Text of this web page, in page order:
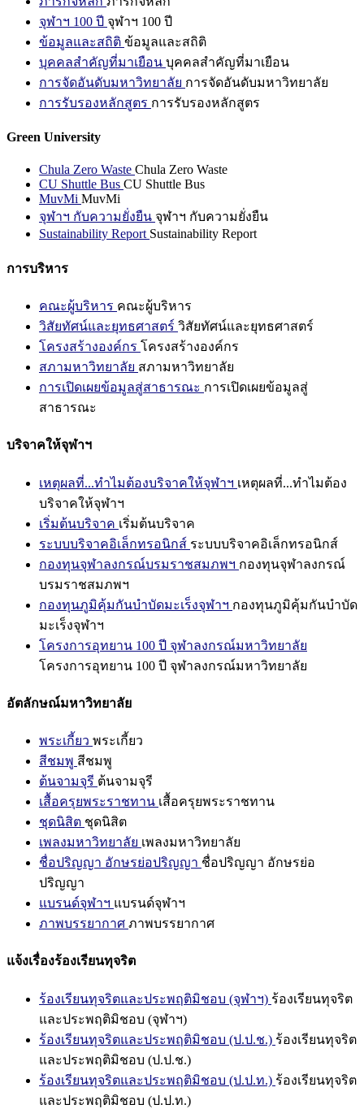
จุฬาฯ 100 ปี จุฬาฯ 100 ปี
ข้อมูลและสถิติ ข้อมูลและสถิติ
บุคคลสำคัญที่มาเยือน บุคคลสำคัญที่มาเยือน
การจัดอันดับมหาวิทยาลัย การจัดอันดับมหาวิทยาลัย
การรับรองหลักสูตร การรับรองหลักสูตร
Green University
Chula Zero Waste Chula Zero Waste
CU Shuttle Bus CU Shuttle Bus
MuvMi MuvMi
จุฬาฯ กับความยั่งยืน จุฬาฯ กับความยั่งยืน
Sustainability Report Sustainability Report
การบริหาร
คณะผู้บริหาร คณะผู้บริหาร
วิสัยทัศน์และยุทธศาสตร์ วิสัยทัศน์และยุทธศาสตร์
โครงสร้างองค์กร โครงสร้างองค์กร
สภามหาวิทยาลัย สภามหาวิทยาลัย
การเปิดเผยข้อมูลสู่สาธารณะ การเปิดเผยข้อมูลสู่
สาธารณะ
บริจาคให้จุฬาฯ
เหตุผลที่...ทำไมต้องบริจาคให้จุฬาฯ เหตุผลที่...ทำไมต้อง
บริจาคให้จุฬาฯ
เริ่มต้นบริจาค เริ่มต้นบริจาค
ระบบบริจาคอิเล็กทรอนิกส์ ระบบบริจาคอิเล็กทรอนิกส์
กองทุนจุฬาลงกรณ์บรมราชสมภพฯ กองทุนจุฬาลงกรณ์
บรมราชสมภพฯ
กองทุนภูมิคุ้มกันบำบัดมะเร็งจุฬาฯ กองทุนภูมิคุ้มกันบำบัด
มะเร็งจุฬาฯ
โครงการอุทยาน 100 ปี จุฬาลงกรณ์มหาวิทยาลัย
โครงการอุทยาน 100 ปี จุฬาลงกรณ์มหาวิทยาลัย
อัตลักษณ์มหาวิทยาลัย
พระเกี้ยว พระเกี้ยว
สีชมพู สีชมพู
ต้นจามจุรี ต้นจามจุรี
เสื้อครุยพระราชทาน เสื้อครุยพระราชทาน
ชุดนิสิต ชุดนิสิต
เพลงมหาวิทยาลัย เพลงมหาวิทยาลัย
ชื่อปริญญา อักษรย่อปริญญา ชื่อปริญญา อักษรย่อ
ปริญญา
แบรนด์จุฬาฯ แบรนด์จุฬาฯ
ภาพบรรยากาศ ภาพบรรยากาศ
แจ้งเรื่องร้องเรียนทุจริต
ร้องเรียนทุจริตและประพฤติมิชอบ (จุฬาฯ) ร้องเรียนทุจริต
และประพฤติมิชอบ (จุฬาฯ)
ร้องเรียนทุจริตและประพฤติมิชอบ (ป.ป.ช.) ร้องเรียนทุจริต
และประพฤติมิชอบ (ป.ป.ช.)
ร้องเรียนทุจริตและประพฤติมิชอบ (ป.ป.ท.) ร้องเรียนทุจริต
และประพฤติมิชอบ (ป.ป.ท.)